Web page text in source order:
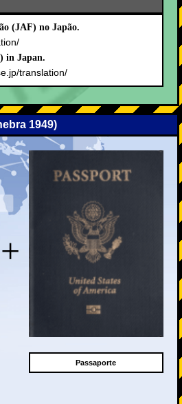
(JAF) no Japão.
in Japan.
translation/
1949)
+
Passaporte